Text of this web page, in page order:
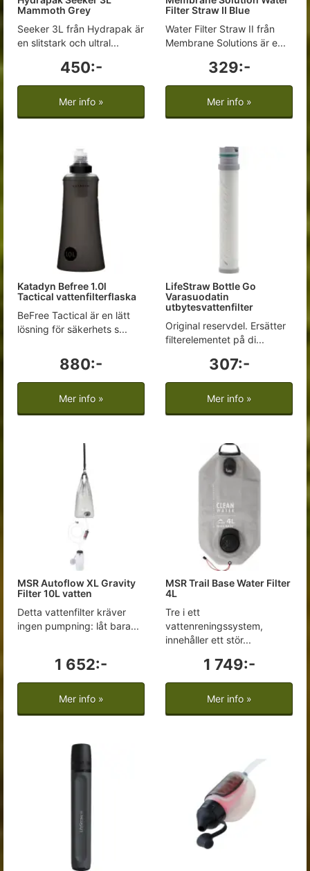
Mammoth Grey
Seeker 3L från Hydrapak är
en slitstark och ultral...
450:-
Mer info »
Filter Straw II Blue
Water Filter Straw II från
Membrane Solutions är e...
329:-
Mer info »
Katadyn Befree 1.0l
Tactical vattenfilterflaska
BeFree Tactical är en lätt
lösning för säkerhets s...
880:-
Mer info »
LifeStraw Bottle Go
Varasuodatin
utbytesvattenfilter
Original reservdel. Ersätter
filterelementet på di...
307:-
Mer info »
MSR Autoflow XL Gravity
Filter 10L vatten
Detta vattenfilter kräver
ingen pumpning: låt bara...
1 652:-
Mer info »
MSR Trail Base Water Filter
4L
Tre i ett
vattenreningssystem,
innehåller ett stör...
1 749:-
Mer info »